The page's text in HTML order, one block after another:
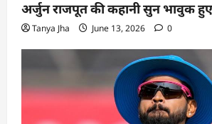
अर्जुन राजपूत की कहानी सुन भावुक
Tanya Jha June 13, 2026 0